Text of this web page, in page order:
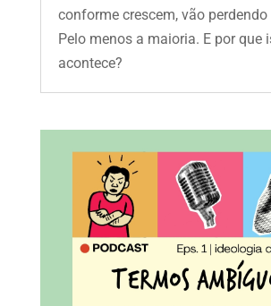
conforme crescem, vão perdendo
Pelo menos a maioria. E por que
acontece?